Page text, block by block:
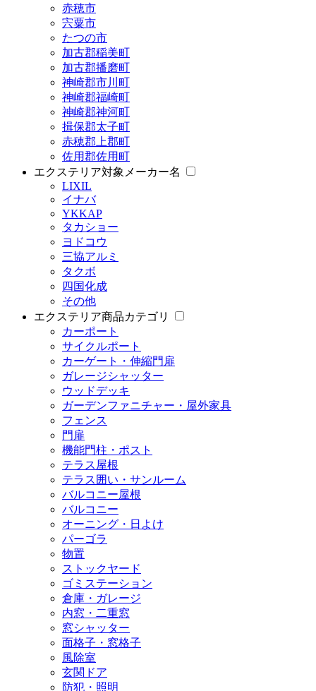
赤穂市
宍粟市
たつの市
加古郡稲美町
加古郡播磨町
神崎郡市川町
神崎郡福崎町
神崎郡神河町
揖保郡太子町
赤穂郡上郡町
佐用郡佐用町
エクステリア対象メーカー名
LIXIL
イナバ
YKKAP
タカショー
ヨドコウ
三協アルミ
タクボ
四国化成
その他
エクステリア商品カテゴリ
カーポート
サイクルポート
カーゲート・伸縮門扉
ガレージシャッター
ウッドデッキ
ガーデンファニチャー・屋外家具
フェンス
門扉
機能門柱・ポスト
テラス屋根
テラス囲い・サンルーム
バルコニー屋根
バルコニー
オーニング・日よけ
パーゴラ
物置
ストックヤード
ゴミステーション
倉庫・ガレージ
内窓・二重窓
窓シャッター
面格子・窓格子
風除室
玄関ドア
防犯・照明